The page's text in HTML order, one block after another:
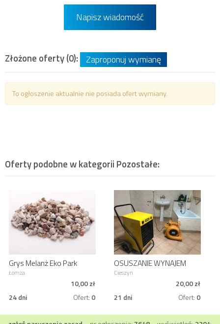
Napisz wiadomość
Złożone oferty (0): Zaproponuj wymianę
To ogłoszenie aktualnie nie posiada ofert wymiany.
Oferty podobne w kategorii Pozostałe:
Grys Melanż Eko Park
Łomża
Łomża
10,00 zł
24 dni
Ofert: 0
OSUSZANIE WYNAJEM
OSUSZACZY
Cieszyn
20,00 zł
21 dni
Ofert: 0